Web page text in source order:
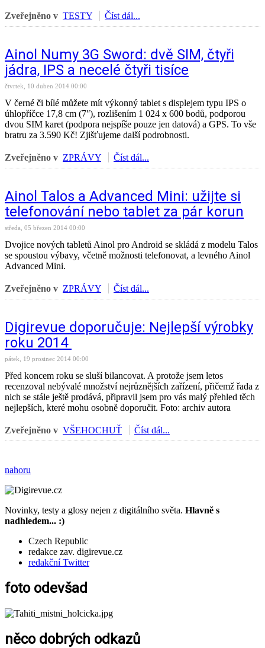
Zveřejněno v TESTY Číst dál...
Ainol Numy 3G Sword: dvě SIM, čtyři
jádra, IPS a necelé čtyři tisíce
čtvrtek, 10 duben 2014 00:00
V černé či bílé můžete mít výkonný tablet s displejem typu IPS o
úhlopříčce 17,8 cm (7ʺ), rozlišením 1 024 x 600 bodů, podporou
dvou SIM karet (podpora nejspíše pouze jen datová) a GPS. To vše
bratru za 3.590 Kč! Zjišťujeme další podrobnosti.
Zveřejněno v ZPRÁVY Číst dál...
Ainol Talos a Advanced Mini: užijte si
telefonování nebo tablet za pár korun
středa, 05 březen 2014 00:00
Dvojice nových tabletů Ainol pro Android se skládá z modelu Talos
se spoustou výbavy, včetně možnosti telefonovat, a levného Ainol
Advanced Mini.
Zveřejněno v ZPRÁVY Číst dál...
Digirevue doporučuje: Nejlepší výrobky
roku 2014
pátek, 19 prosinec 2014 00:00
Před koncem roku se sluší bilancovat. A protože jsem letos
recenzoval nebývalé množství nejrůznějších zařízení, přičemž řada z
nich se stále ještě prodává, připravil jsem pro vás malý přehled těch
nejlepších, které mohu osobně doporučit. Foto: archiv autora
Zveřejněno v VŠEHOCHUŤ Číst dál...
nahoru
Novinky, testy a glosy nejen z digitálního světa. Hlavně s
nadhledem... :)
Czech Republic
redakce zav. digirevue.cz
redakční Twitter
foto odevšad
něco dobrých odkazů